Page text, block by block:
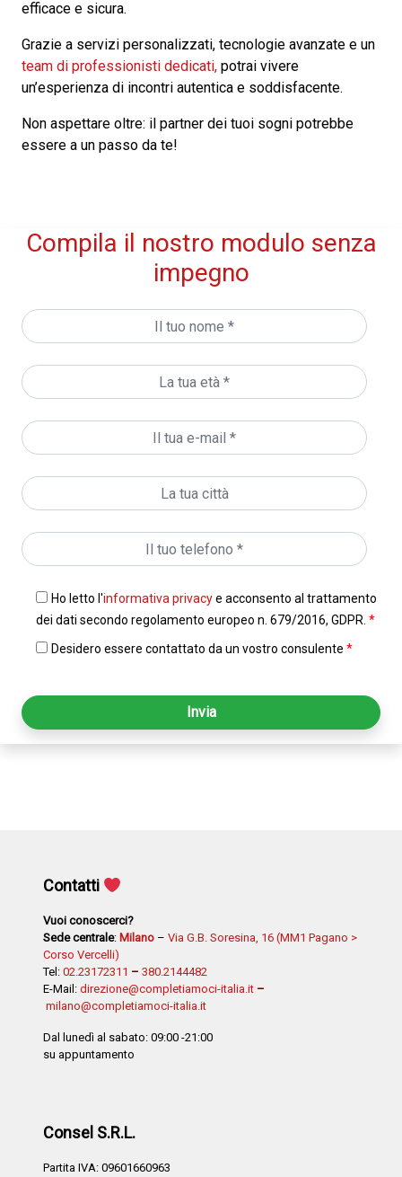
efficace e sicura.
Grazie a servizi personalizzati, tecnologie avanzate e un
team di professionisti dedicati, potrai vivere
un’esperienza di incontri autentica e soddisfacente.
Non aspettare oltre: il partner dei tuoi sogni potrebbe
essere a un passo da te!
Compila il nostro modulo senza
impegno
Ho letto l'informativa privacye acconsento al trattamento
dei dati secondo regolamento europeo n. 679/2016, GDPR. *
Desidero essere contattato da un vostro consulente *
Contatti
Vuoi conoscerci?
Sede centrale: Milano – Via G.B. Soresina, 16 (MM1 Pagano >
Corso Vercelli)
Tel: 02.23172311 – 380.2144482
E-Mail: direzione@completiamoci-italia.it –
milano@completiamoci-italia.it
Dal lunedì al sabato: 09:00 -21:00
su appuntamento
Consel S.R.L.
Partita IVA: 09601660963